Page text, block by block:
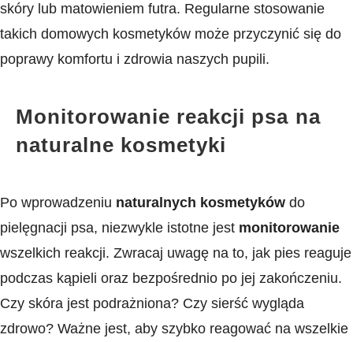
skóry lub matowieniem futra. Regularne stosowanie
takich domowych kosmetyków może przyczynić‍ się do
poprawy komfortu i zdrowia naszych pupili.
Monitorowanie reakcji psa ⁤na
naturalne kosmetyki
Po wprowadzeniu naturalnych kosmetyków do
pielęgnacji psa, niezwykle istotne jest monitorowanie
wszelkich reakcji. Zwracaj uwagę na to, jak pies reaguje
podczas kąpieli oraz bezpośrednio po jej zakończeniu.
Czy skóra jest ⁤podrażniona? Czy sierść wygląda
zdrowo? Ważne jest, aby szybko reagować na wszelkie